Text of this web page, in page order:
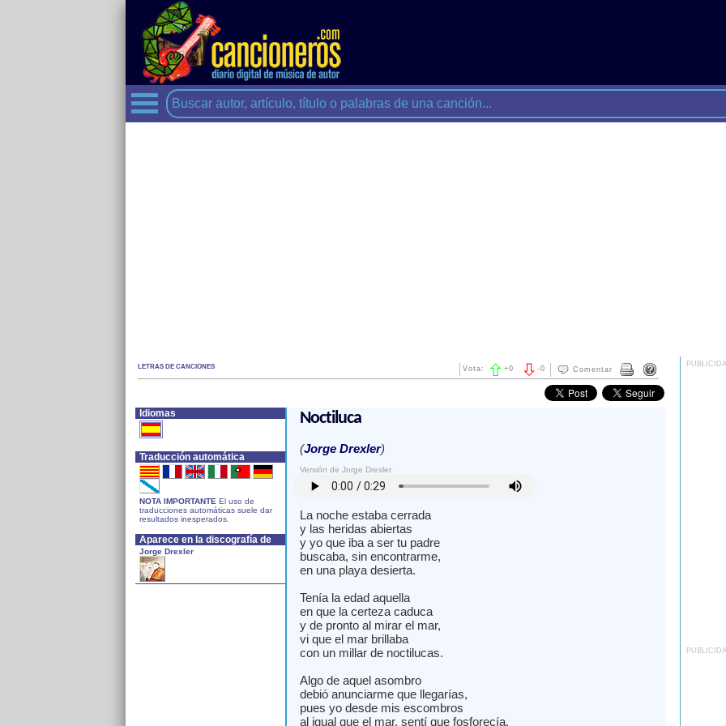
LETRAS DE CANCIONES Comentar
-0
Vota: +0
Idiomas
Traducción automática
NOTA IMPORTANTE El uso de
traducciones automáticas suele dar
resultados inesperados.
Aparece en la discografía de
Jorge Drexler
Noctiluca
(Jorge Drexler)
Versión de Jorge Drexler
La noche estaba cerrada
y las heridas abiertas
y yo que iba a ser tu padre
buscaba, sin encontrarme,
en una playa desierta.
Tenía la edad aquella
en que la certeza caduca
y de pronto al mirar el mar,
vi que el mar brillaba
con un millar de noctilucas.
Algo de aquel asombro
debió anunciarme que llegarías,
pues yo desde mis escombros
al igual que el mar, sentí que fosforecía.